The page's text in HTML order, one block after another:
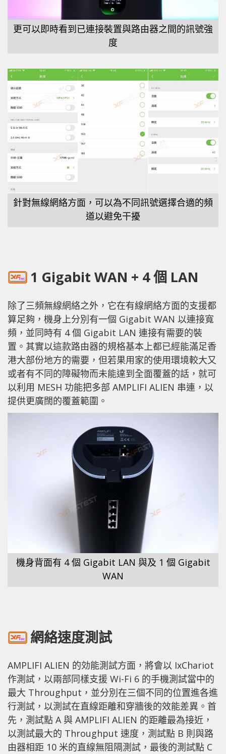
更可以即時看到已連接裝置與路由器之間的訊號強
度
針對無線網絡方面，可以為不同訊號選擇合適的頻
道以避免干擾
1 Gigabit WAN + 4 個 LAN
除了三頻無線網絡之外，它在有線網絡方面的支援都
算足夠，機身上分別有一個 Gigabit WAN 以連接寬
頻，並同時有 4 個 Gigabit LAN 連接有需要的裝
置。其實以這款路由器的規格基本上都已經能滿足香
港大部份地方的需要，但若果用家的使用環境較大又
或者有不同的障礙物而未能達到全面覆蓋的話，就可
以利用 MESH 功能把多部 AMPLIFI ALIEN 串連，以
提供更廣闊的覆蓋範圍。
機身背面有 4 個 Gigabit LAN 與及 1 個 Gigabit
WAN
網絡速度測試
AMPLIFI ALIEN 的効能測試方面，將會以 IxChariot
作測試，以兩部同樣支援 Wi-Fi 6 的手機測試當中的
最大 Throughput，並分別在三個不同的位置進各進
行測試，以測試在直線距離和穿牆後的效能差異。首
先，測試點 A 與 AMPLIFI ALIEN 的距離最為接近，
以測試最大的 Throughput 速度，測試點 B 則與路
由器相距 10 米的直線無阻隔測試，最後的測試點 C